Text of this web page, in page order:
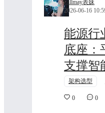
Billmay表妹
2026-06-16
能源行
底座：
支撑智
架构选型
0 0